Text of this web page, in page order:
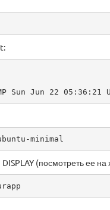
Sun Jun 22 05:36:21
minimal
(посмотреть ее на